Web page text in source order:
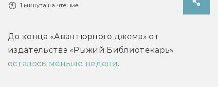
1 минута на чтение
До конца «Авантюрного джема» от
осталось меньше недели.